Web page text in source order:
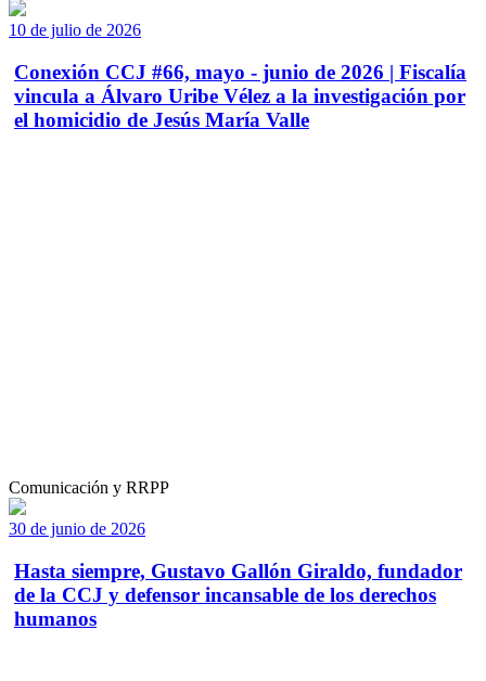
10 de julio de 2026
Conexión CCJ #66, mayo - junio de 2026 | Fiscalía
vincula a Álvaro Uribe Vélez a la investigación por
el homicidio de Jesús María Valle
Comunicación y RRPP
30 de junio de 2026
Hasta siempre, Gustavo Gallón Giraldo, fundador
de la CCJ y defensor incansable de los derechos
humanos